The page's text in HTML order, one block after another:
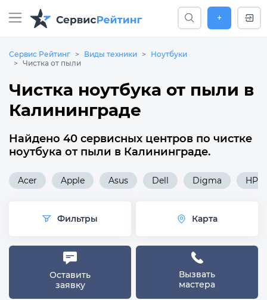
+
Сервис Рейтинг Виды техники
Ноутбуки
Чистка от пыли
Чистка ноутбука от пыли в
Калининграде
Найдено 40 сервисных центров по чистке
ноутбука от пыли в Калининграде.
Acer Apple Asus Dell Digma HP
Фильтры Карта
Оставить
заявку
Вызвать
мастера